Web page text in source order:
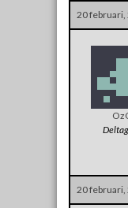
20 februari,
20 februari,